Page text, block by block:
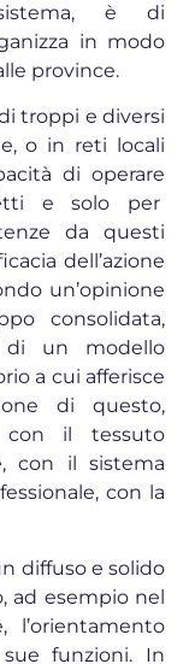
è di
in modo
province.
troppi e diversi
o in reti locali
di operare
e solo per
da questi
dell’azione
un’opinione
consolidata,
di un modello
a cui afferisce
di questo,
con il tessuto
con il sistema
con la
diffuso e solido
ad esempio nel
l’orientamento
funzioni. In